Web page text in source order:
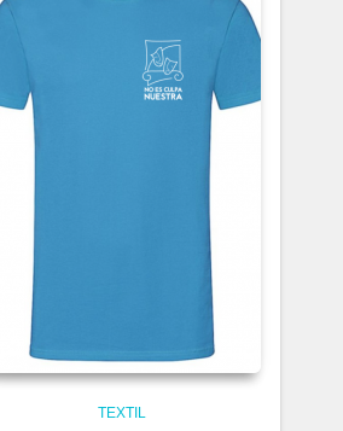
TEXTIL